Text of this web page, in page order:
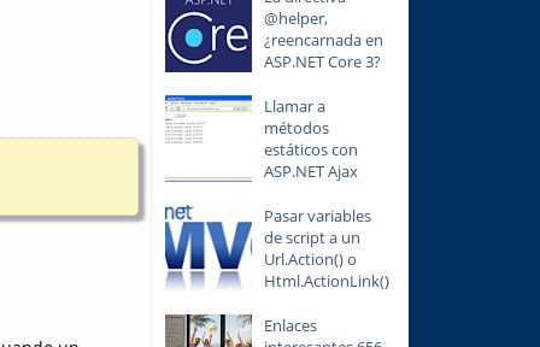
@helper,
¿reencarnada en
ASP.NET Core 3?
Llamar a
métodos
estáticos con
ASP.NET Ajax
Pasar variables
de script a un
Url.Action() o
Html.ActionLink()
Enlaces